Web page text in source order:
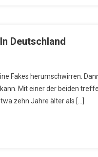
Deutschland
Fakes herumschwirren.
Mit einer der beiden
zehn Jahre älter als […]